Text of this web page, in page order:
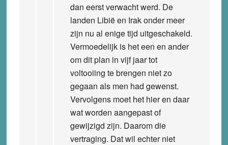
dan eerst verwacht werd. De
landen Libië en Irak onder meer
zijn nu al enige tijd uitgeschakeld.
Vermoedelijk is het een en ander
om dit plan in vijf jaar tot
voltooiing te brengen niet zo
gegaan als men had gewenst.
Vervolgens moet het hier en daar
wat worden aangepast of
gewijzigd zijn. Daarom die
vertraging. Dat wil echter niet